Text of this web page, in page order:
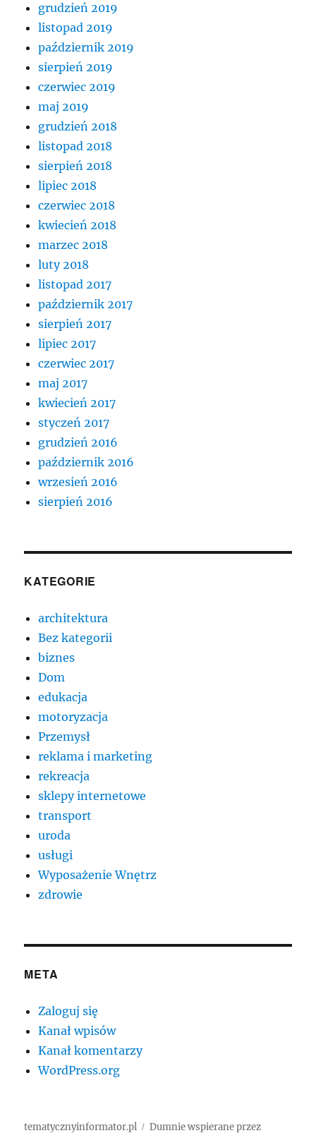
grudzień 2019
listopad 2019
październik 2019
sierpień 2019
czerwiec 2019
maj 2019
grudzień 2018
listopad 2018
sierpień 2018
lipiec 2018
czerwiec 2018
kwiecień 2018
marzec 2018
luty 2018
listopad 2017
październik 2017
sierpień 2017
lipiec 2017
czerwiec 2017
maj 2017
kwiecień 2017
styczeń 2017
grudzień 2016
październik 2016
wrzesień 2016
sierpień 2016
KATEGORIE
architektura
Bez kategorii
biznes
Dom
edukacja
motoryzacja
Przemysł
reklama i marketing
rekreacja
sklepy internetowe
transport
uroda
usługi
Wyposażenie Wnętrz
zdrowie
META
Zaloguj się
Kanał wpisów
Kanał komentarzy
WordPress.org
tematycznyinformator.pl Dumnie wspierane przez